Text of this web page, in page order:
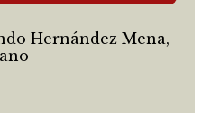
Hernández Mena,